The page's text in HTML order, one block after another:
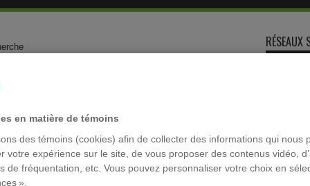
sexuelle
de recherche, Méthodologie de recherche, Séminaires
de plus en plus appel au concept d’agentivité
RÉSEAUX
ACFAS
Archivage
colloque
en matière de témoins
des témoins (cookies) afin de collecter des informations qui nous
votre expérience sur le site, de vous proposer des contenus vidéo,
de fréquentation, etc. Vous pouvez personnaliser votre choix en
».